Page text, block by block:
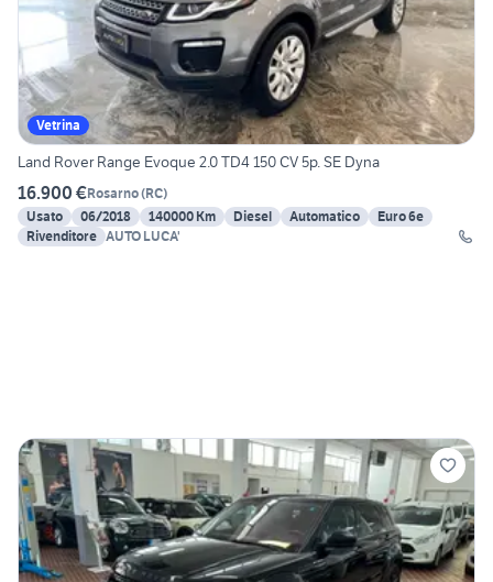
Vetrina
Land Rover Range Evoque 2.0 TD4 150 CV 5p. SE Dyna
16.900 €Rosarno(RC)
Usato
06/2018 140000 Km Diesel Automatico
Euro 6e
Rivenditore AUTO LUCA'